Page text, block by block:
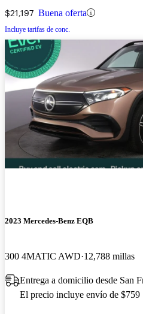
$21,197 Buena oferta
Incluye tarifas de conc.
2023 Mercedes-Benz EQB
300 4MATIC AWD 12,788 millas
Entrega a domicilio desde San
El precio incluye envío de $759